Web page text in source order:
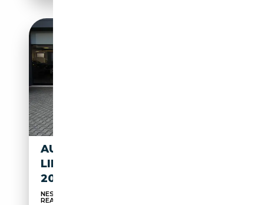
AUDI Q3 SPB 2.0 TDI 150CV S-
LINE S-TRONIC,TETTO,CERCHI
20
NESSUN VINCOLO DI FINANZIAMENTO-PREZZO
REALE